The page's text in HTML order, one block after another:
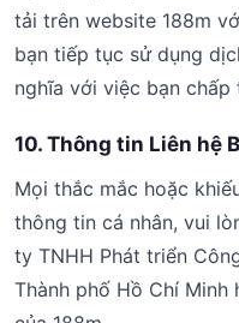
tải trên website 188m
bạn tiếp tục sử dụng
nghĩa với việc bạn chấp
10. Thông tin Liên hệ
Mọi thắc mắc hoặc
thông tin cá nhân, vui
ty TNHH Phát triển
Thành phố Hồ Chí